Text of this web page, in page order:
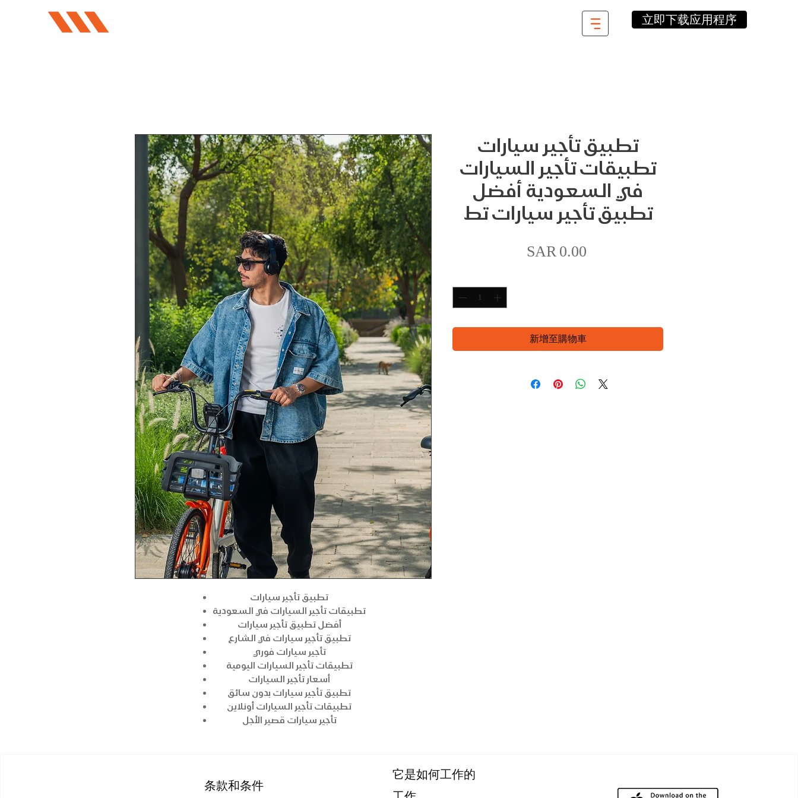
立即下载应用程序
تطبيق تأجير سيارات
تطبيقات تأجير السيارات في السعودية
أفضل تطبيق تأجير سيارات
تطبيق تأجير سيارات في الشارع
تأجير سيارات فوري
تطبيقات تأجير السيارات اليومية
أسعار تأجير السيارات
تطبيق تأجير سيارات بدون سائق
تطبيقات تأجير السيارات أونلاين
تأجير سيارات قصير الأجل
تطبيق تأجير سيارات
تطبيقات تأجير السيارات
في السعودية أفضل
تطبيق تأجير سيارات تط
SAR 0.00價
新增至購物車
条款和条件
它是如何工作的